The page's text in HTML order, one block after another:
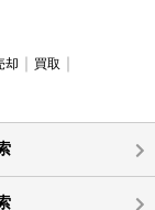
却
買取